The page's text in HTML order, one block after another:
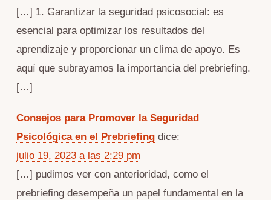
[…] 1. Garantizar la seguridad psicosocial: es
esencial para optimizar los resultados del
aprendizaje y proporcionar un clima de apoyo. Es
aquí que subrayamos la importancia del prebriefing.
[…]
Consejos para Promover la Seguridad
Psicológica en el Prebriefing dice:
julio 19, 2023 a las 2:29 pm
[…] pudimos ver con anterioridad, como el
prebriefing desempeña un papel fundamental en la